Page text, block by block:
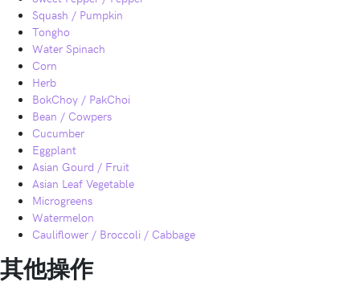
Squash / Pumpkin
Tongho
Water Spinach
Corn
Herb
BokChoy / PakChoi
Bean / Cowpers
Cucumber
Eggplant
Asian Gourd / Fruit
Asian Leaf Vegetable
Microgreens
Watermelon
Cauliflower / Broccoli / Cabbage
其他操作